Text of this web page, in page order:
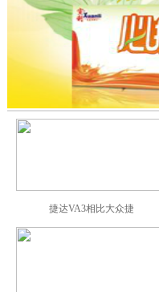
捷达VA3相比大众捷